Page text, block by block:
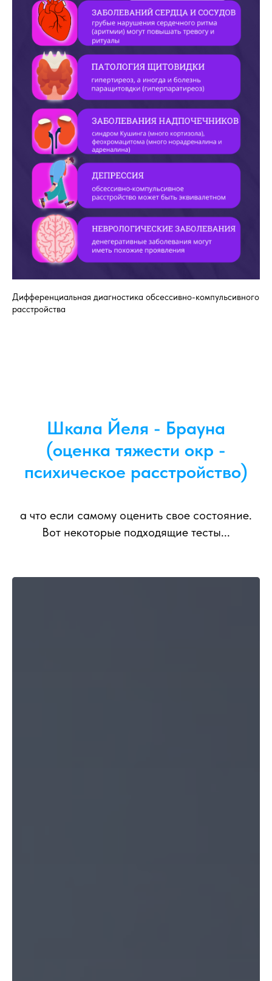
Дифференциальная диагностика обсессивно-компульсивного
расстройства
Шкала Йеля - Брауна
(оценка тяжести окр -
психическое расстройство)
а что если самому оценить свое состояние.
Вот некоторые подходящие тесты...